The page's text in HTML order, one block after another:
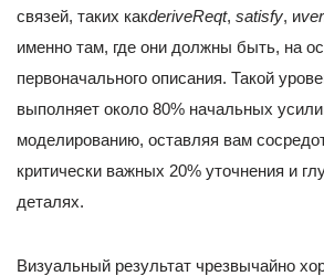
связей, таких какderiveReqt, satisfy, и
именно там, где они должны быть, на
первоначального описания. Такой
выполняет около 80% начальных
моделированию, оставляя вам
критически важных 20% уточнения и
деталях.
Визуальный результат чрезвычайно